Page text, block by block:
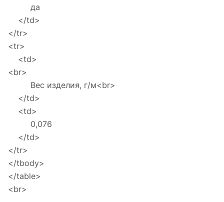
да
</td>
</tr>
<tr>
<td>
<br>
Вес изделия, г/м<br>
</td>
<td>
0,076
</td>
</tr>
</tbody>
</table>
<br>